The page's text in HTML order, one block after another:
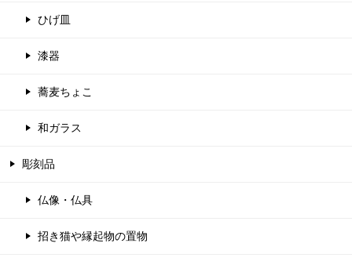
ひげ皿
漆器
蕎麦ちょこ
和ガラス
彫刻品
仏像・仏具
招き猫や縁起物の置物